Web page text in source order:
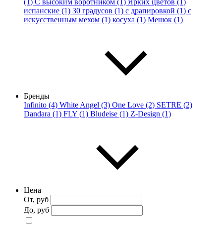
испанские (1) 30 градусов (1) с драпировкой (1) с
искусственным мехом (1) косуха (1) Мешок (1)
Бренды
Infinito (4) White Angel (3) One Love (2) SETRE (2)
Dandara (1) FLY (1) Bludeise (1) Z-Design (1)
Цена
От, руб
До, руб